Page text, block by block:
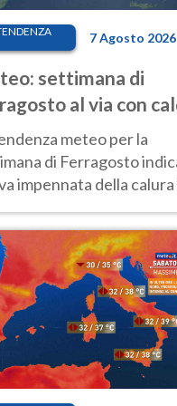
7 Agosto 2026
settimana di
al via con
e qualche
meteo per la
di Ferragosto
impennata della
al Nord.